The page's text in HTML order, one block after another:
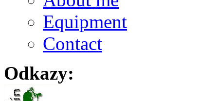
Equipment
Contact
Odkazy: